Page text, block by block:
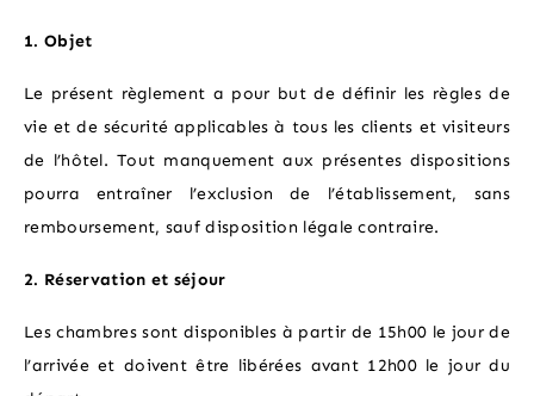
GALERIE PHOTOS
1. Objet
Le présent règlement a pour but de définir les règles de
vie et de sécurité applicables à tous les clients et visiteurs
de l’hôtel. Tout manquement aux présentes dispositions
pourra entraîner l’exclusion de l’établissement, sans
remboursement, sauf disposition légale contraire.
2. Réservation et séjour
Les chambres sont disponibles à partir de 15h00 le jour de
l’arrivée et doivent être libérées avant 12h00 le jour du